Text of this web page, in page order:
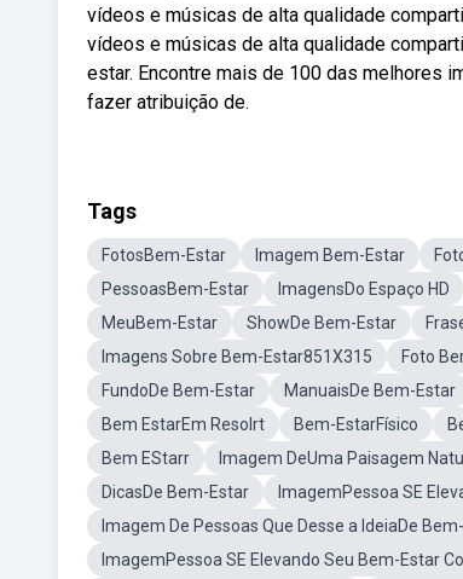
vídeos e músicas de alta qualidade
vídeos e músicas de alta qualidade
estar. Encontre mais de 100 das melhores
fazer atribuição de.
Tags
FotosBem-Estar Imagem Bem-Estar
PessoasBem-Estar
ImagensDo Espaço HD
MeuBem-Estar
ShowDe Bem-Estar
Imagens Sobre Bem-Estar851X315
Foto
FundoDe Bem-Estar
ManuaisDe Bem-Estar
Bem EstarEm Resolrt
Bem-EstarFísico
Bem EStarr
Imagem DeUma Paisagem
DicasDe Bem-Estar
ImagemPessoa SE
Imagem De Pessoas Que Desse a IdeiaDe
ImagemPessoa SE Elevando Seu Bem-Estar